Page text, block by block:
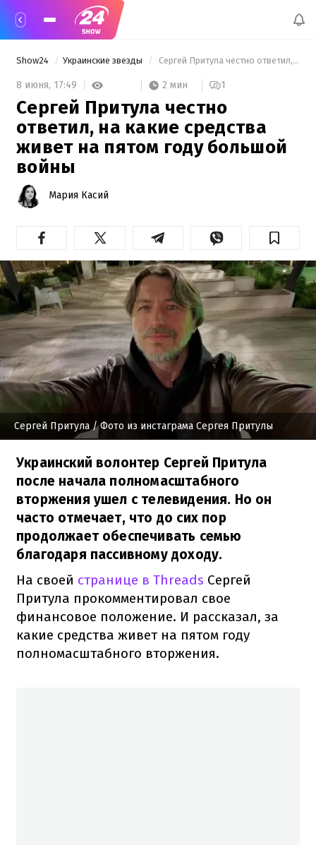
Show24 Украинские звезды Сергей Притула честно ответил, на какие средства живет на пятом году большой войны
8 июня, 17:49 2 мин 1
Сергей Притула честно
ответил, на какие средства
живет на пятом году большой
войны
Мария Касий
Сергей Притула / Фото из инстаграма Сергея Притулы
Украинский волонтер Сергей Притула
после начала полномасштабного
вторжения ушел с телевидения. Но он
часто отмечает, что до сих пор
продолжает обеспечивать семью
благодаря пассивному доходу.
На своей странице в Threads Сергей
Притула прокомментировал свое
финансовое положение. И рассказал, за
какие средства живет на пятом году
полномасштабного вторжения.